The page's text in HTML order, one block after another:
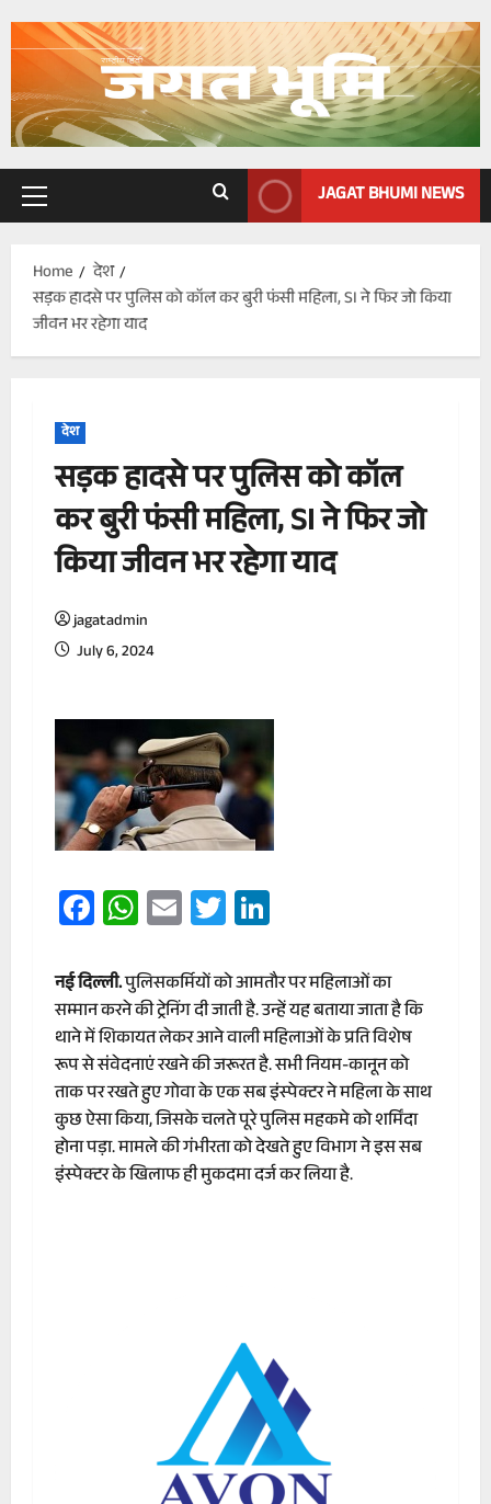
Primary
JAGAT BHUMI NEWS
Home
देश
सड़क हादसे पर पुलिस को कॉल कर बुरी फंसी महिला, SI ने फिर जो किया
जीवन भर रहेगा याद
देश
सड़क हादसे पर पुलिस को कॉल
कर बुरी फंसी महिला, SI ने फिर जो
किया जीवन भर रहेगा याद
jagatadmin
July 6, 2024
Facebook
WhatsApp
EmailTwitter
नई दिल्‍ली.पुलिसकर्मियों को आमतौर पर महिलाओं का
सम्‍मान करने की ट्रेनिंग दी जाती है. उन्‍हें यह बताया जाता है कि
थाने में शिकायत लेकर आने वाली महिलाओं के प्रति विशेष
रूप से संवेदनाएं रखने की जरूरत है. सभी नियम-कानून को
ताक पर रखते हुए गोवा के एक सब इंस्‍पेक्‍टर ने महिला के साथ
कुछ ऐसा किया, जिसके चलते पूरे पुलिस महकमे को शर्मिंदा
होना पड़ा. मामले की गंभीरता को देखते हुए विभाग ने इस सब
इंस्‍पेक्‍टर के खिलाफ ही मुकदमा दर्ज कर लिया है.